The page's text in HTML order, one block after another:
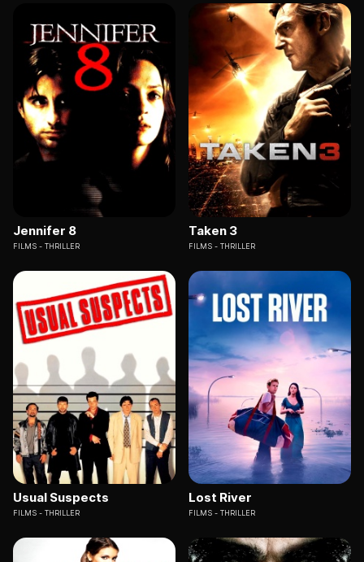
Jennifer 8
FILMS THRILLER
Taken 3
FILMS THRILLER
Usual Suspects
FILMS THRILLER
Lost River
FILMS THRILLER